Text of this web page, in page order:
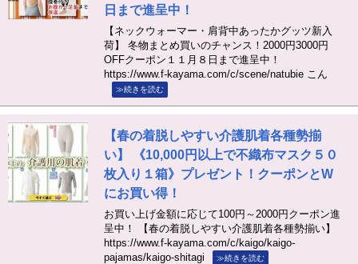
日まで進呈中！
【ネックウォーマー・肩背中あったかグッツ新入
荷】 冬物まとめ買いのチャンス！2000円3000円
OFFクーポン１１月８日まで進呈中！
https://www.f-kayama.com/c/scene/natubie こん
≫続きを読む
【春の着脱しやすい介護肌着各種勢揃
い】 《10,000円以上で不織布マスク５０
枚入り１箱》プレゼント！クーポンとW
にお買い得！
お買い上げ金額に応じて100円～2000円クーポン進
呈中！ 【春の着脱しやすい介護肌着各種勢揃い】
https://www.f-kayama.com/c/kaigo/kaigo-
pajamas/kaigo-shitagi
≫続きを読む